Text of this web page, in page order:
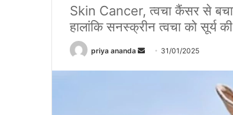
Skin Cancer, त्वचा कैंसर से
हालांकि सनस्क्रीन त्वचा को सूर्य
priya ananda 31/01/2025